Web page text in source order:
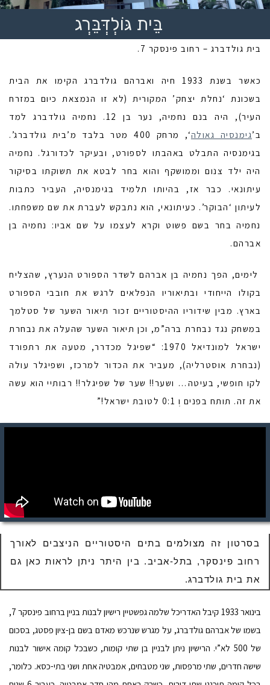
בֵּית גּוֹלְדְּבֵּרְג
בית גולדברג – רחוב פינסקר 7.
כאשר בשנת 1933 חיה ואברהם גולדברג הקימו את הבית
בשכונת ‘נחלת יצחק’ המקורית (לא זו הנמצאת כיום במזרח
העיר), היה בנם נחמיה, נער בן 12. נחמיה גולדברג למד
ב’גימנסיה גאולה
‘, מרחק 400 מטר בלבד מ’בית גולדברג’.
בגימנסיה התבלט באהבתו לספורט, ובעיקר לכדורגל. נחמיה
היה ילד צנום וממושקף והוא בחר לבטא את תשוקתו בסיקור
עיתונאי. כבר אז, בהיותו תלמיד בגימנסיה, העביר כתבות
לעיתון ‘הבוקר’. כעיתונאי, הוא נתבקש לעברת את שם משפחתו.
נחמיה בחר בשם פשוט וקרא לעצמו על שם אביו: נחמיה בן
אברהם.
לימים, הפך נחמיה בן אברהם לשדר הספורט הנערץ, שהצליח
בקולו הייחודי ובתיאוריו הנפלאים לרגש את חובבי הספורט
בארץ. מבין שידוריו ההיסטוריים זכור תיאור השער של סטלמך
במשחק נגד נבחרת ברה”מ, וכן תיאור השער שהעלה את נבחרת
ישראל למונדיאל 1970: “שפיגל מכדרר, מטעה את רתפורד
(נבחרת אוסטרליה), מעביר את הכדור למרכז, ושפיגלר עולה
לקו חופשי, בעיטה… ושער!! שער של שפיגלר!! רבותיי הוא עשה
את זה. תותח בפנים וְ 0:1 לטובת ישראל!”
בסרטון זה מצולמים בתים היסטוריים הניצבים לאורך
רחוב פינסקר, בתל-אביב. בין היתר ניתן לראות כאן גם
את בית גולדברג.
בינואר 1933 קיבל האדריכל שלמה גפשטיין רישיון לבנות בניין ברחוב פינסקר 7,
בשמו של אברהם גולדברג, על מגרש שנרכש מאדם בשם בן-ציון פסטג, בסכום
של 500 לא”י. הרישיון ניתן לבניין בן שתי קומות, כשבכל קומה אישור לבנות
שישה חדרים, שתי מרפסות, שני מטבחים, אמבטיה אחת ושני בתי-כסא. כלומר,